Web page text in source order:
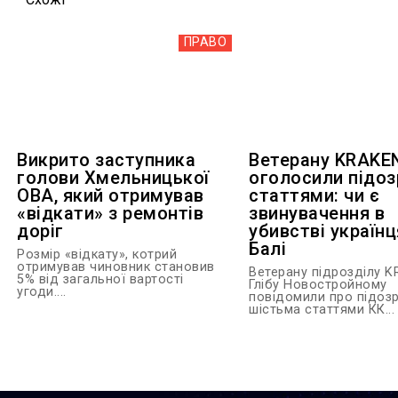
ПРАВО
Викрито заступника
голови Хмельницької
ОВА, який отримував
«відкати» з ремонтів
доріг
Розмір «відкату», котрий
отримував чиновник становив
5% від загальної вартості
угоди....
Ветерану
оголосили
статтями: чи є
звинувачення в
убивстві
Балі
Ветерану підрозділу
Глібу Новостройному
повідомили про
шістьма статтями КК...